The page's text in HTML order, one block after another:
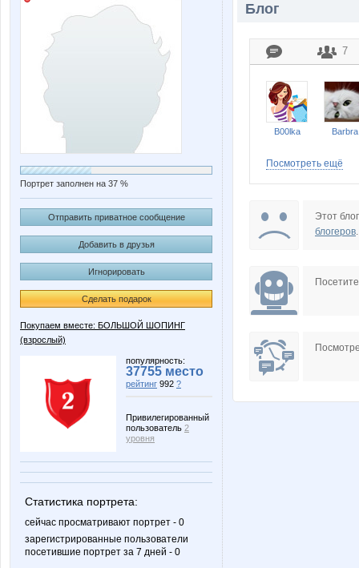
Портрет заполнен на 37 %
Отправить приватное сообщение
Добавить в друзья
Игнорировать
Сделать подарок
Покупаем вместе: БОЛЬШОЙ ШОПИНГ
(взрослый)
популярность:
37755 место
рейтинг 992 ?
Привилегированный
пользователь 2
уровня
Статистика портрета:
сейчас просматривают портрет - 0
зарегистрированные пользователи
посетившие портрет за 7 дней - 0
Блог
7
B00lka Barbra
lala7878
Посмотреть ещё
Этот
блогеров.